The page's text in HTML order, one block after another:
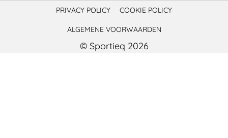
Ga
Facebook
Ga
Instagram
Ga
LinkedIn
Ga
YouTube
PRIVACY POLICY COOKIE POLICY
ALGEMENE VOORWAARDEN
© Sportieq 2026